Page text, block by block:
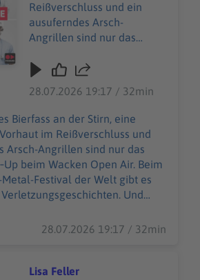
Reißverschluss und ein
ausuferndes Arsch-
Angrillen sind nur das
Wacken Open Air. Beim
Festival der Welt gibt es
viele verrückte
Verletzungsgeschichten.
Und Wiebke Düsberg
macht sich nicht vom
(berühmtesten) Acker,
sondern nimmt die
heilende Herausforderung
500 weiteren
Rescue Squads. 85.000
28.07.2026 19:17 / 32min
Bierfass an der Stirn, eine
im Reißverschluss und
Arsch-Angrillen sind nur das
beim Wacken Open Air. Beim
Festival der Welt gibt es
Und
macht sich nicht vom
sondern nimmt die
85.000 W:O:A-Fans sind in guten
28.07.2026 19:17 / 32min
Lisa Feller